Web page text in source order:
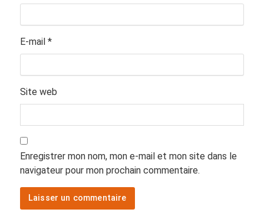
E-mail *
Site web
Enregistrer mon nom, mon e-mail et mon site dans le
navigateur pour mon prochain commentaire.